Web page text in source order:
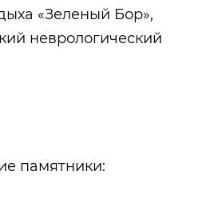
«Зеленый Бор»,
неврологический
памятники: